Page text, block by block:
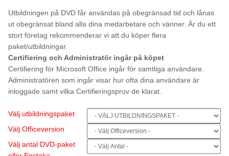
Utbildningen på DVD får användas på obegränsad tid och lånas
ut obegränsat bland alla dina medarbetare och vänner. Är du ett
stort företag rekommenderar vi att du köper flera
paket/utbildningar.
Certifiering och Administratör ingår på köpet
Certifiering för Microsoft Office ingår för samtliga användare.
Administratören som ingår visar hur ofta dina användare är
inloggade samt vilka Certifieringsprov de klarat.
Välj utbildningspaket
Välj Officeversion
Välj antal DVD-paket